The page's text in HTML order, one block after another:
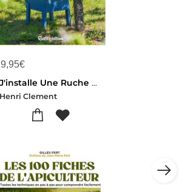
9,95€
J'installe Une Ruche Dans Mon Jardin
Henri Clement